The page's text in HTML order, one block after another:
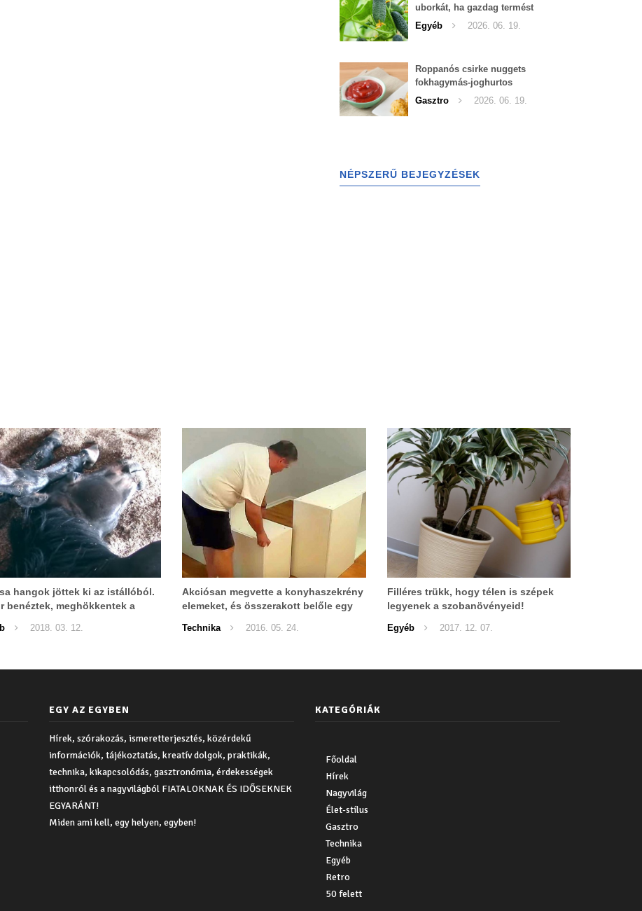
uborkát, ha gazdag termést
szeretnél begyűjteni
Egyéb 2026. 06. 19.
Roppanós csirke nuggets
fokhagymás-joghurtos
szósszal
Gasztro 2026. 06. 19.
NÉPSZERŰ BEJEGYZÉSEK
hangok jöttek ki az istállóból.
benéztek, meghökkentek a
2018. 03. 12.
Akciósan megvette a konyhaszekrény
elemeket, és összerakott belőle egy
Technika 2016. 05. 24.
Filléres trükk, hogy télen is szépek
legyenek a szobanövényeid!
Egyéb 2017. 12. 07.
EGY AZ EGYBEN
Hírek, szórakozás, ismeretterjesztés, közérdekű
információk, tájékoztatás, kreatív dolgok, praktikák,
technika, kikapcsolódás, gasztronómia, érdekességek
itthonról és a nagyvilágból FIATALOKNAK ÉS IDŐSEKNEK
EGYARÁNT!
Miden ami kell, egy helyen, egyben!
KATEGÓRIÁK
Főoldal
Hírek
Nagyvilág
Élet-stílus
Gasztro
Technika
Egyéb
Retro
50 felett